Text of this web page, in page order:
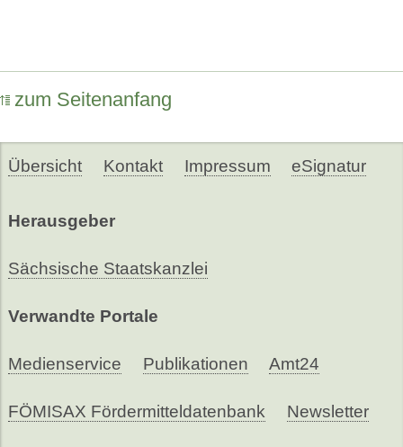
zum Seitenanfang
Übersicht Kontakt Impressum eSignatur
Herausgeber
Sächsische Staatskanzlei
Verwandte Portale
Medienservice Publikationen Amt24
FÖMISAX Fördermitteldatenbank Newsletter